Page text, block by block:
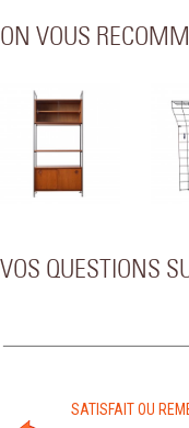
ON VOUS
VOS QUESTIONS
SATISFAIT OU